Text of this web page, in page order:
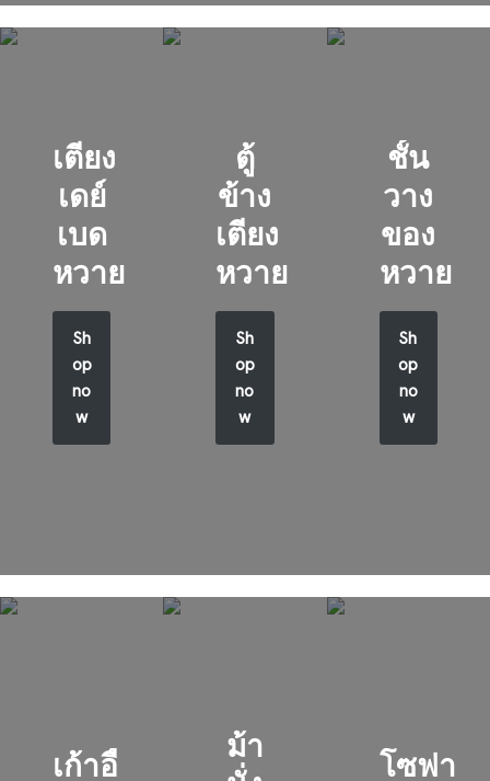
เตียง
เดย์
เบด
หวาย
Sh
op
no
w
ตู้
ข้าง
เตียง
หวาย
Sh
op
no
w
ชั้น
วาง
ของ
หวาย
Sh
op
no
w
เก้าอี้
ม้า
โซฟา